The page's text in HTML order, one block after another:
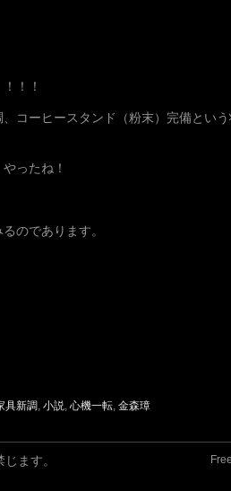
！！
コーヒースタンド（粉末）完備とい
ったね！
のであります。
具新調, 小説 心機一転, 金森璋
ます。